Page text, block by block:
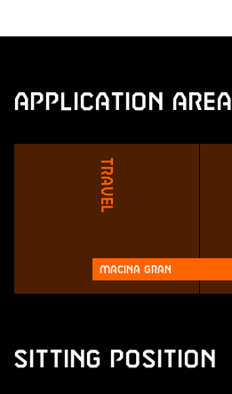
Application Area
Travel
Macina Gran
Sitting Position